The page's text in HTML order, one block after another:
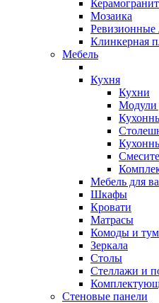
Керамогранит
Мозаика
Клинкерная
Мебель
Кухня
Кухни
Модули
Мебель для
Шкафы
Кровати
Матрасы
Комоды и
Зеркала
Столы
Стеллажи и
Стеновые панели